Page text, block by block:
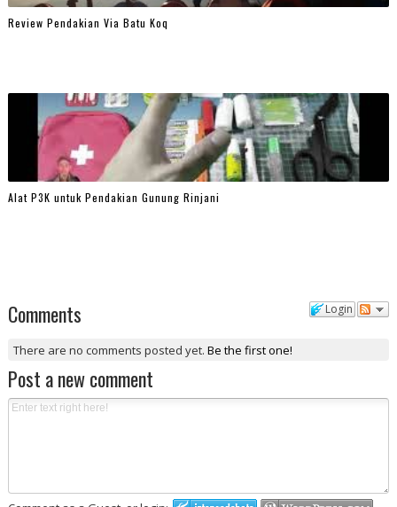
Review Pendakian Via Batu Koq
Alat P3K untuk Pendakian Gunung Rinjani
Login
Comments
There are no comments posted yet.Be the first one!
Post a new comment